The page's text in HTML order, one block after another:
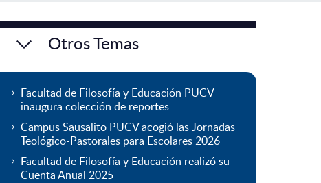
Otros Temas
Facultad de Filosofía y Educación PUCV
inaugura colección de reportes
Campus Sausalito PUCV acogió las Jornadas
Teológico-Pastorales para Escolares 2026
Facultad de Filosofía y Educación realizó su
Cuenta Anual 2025